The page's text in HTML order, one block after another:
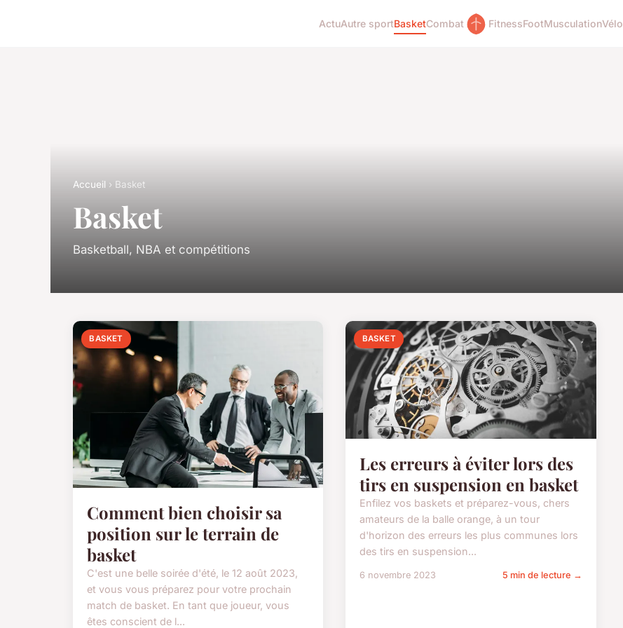
ActuAutre sportBasketCombat FitnessFootMusculationVélo
Accueil › Basket
Basket
Basketball, NBA et compétitions
BASKET
Comment bien choisir sa
position sur le terrain de
basket
C'est une belle soirée d'été, le 12 août 2023,
et vous vous préparez pour votre prochain
match de basket. En tant que joueur, vous
êtes conscient de l...
BASKET
Les erreurs à éviter lors des
tirs en suspension en basket
Enfilez vos baskets et préparez-vous, chers
amateurs de la balle orange, à un tour
d'horizon des erreurs les plus communes lors
des tirs en suspension...
6 novembre 2023 5 min de lecture →